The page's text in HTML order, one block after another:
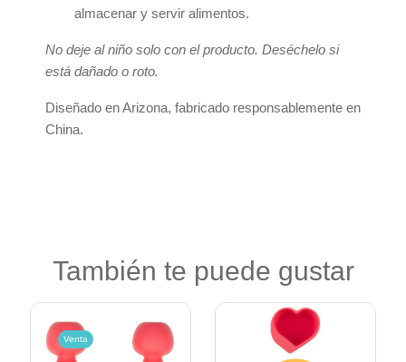
almacenar y servir alimentos.
No deje al niño solo con el producto. Deséchelo si
está dañado o roto.
Diseñado en Arizona, fabricado responsablemente en
China.
También te puede gustar
Venta